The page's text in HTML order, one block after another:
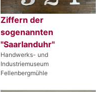
Ziffern der
sogenannten
"Saarlanduhr"
Handwerks- und
Industriemuseum
Fellenbergmühle